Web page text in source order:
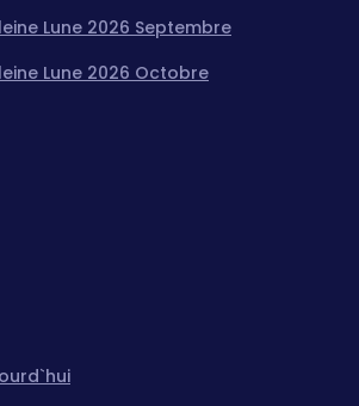
Lune 2026 Septembre
Lune 2026 Octobre